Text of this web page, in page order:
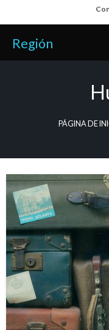
al
contenido
Región
PÁGINA DE